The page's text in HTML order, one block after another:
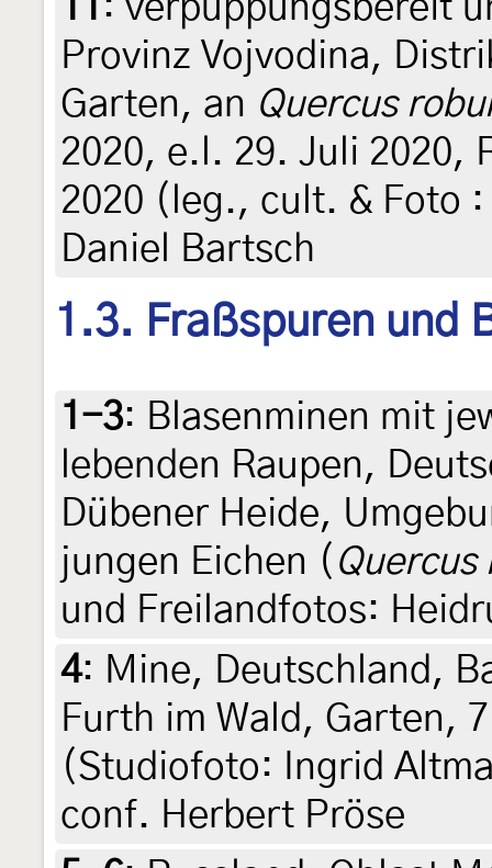
: verpuppungsbereit
Provinz Vojvodina,
Garten, an Quercus
2020, e.l. 29. Juli 2020,
2020 (leg., cult. & Foto
Daniel Bartsch
1.3. Fraßspuren und
1-3: Blasenminen mit
lebenden Raupen,
Dübener Heide,
jungen Eichen ( Quercus
und Freilandfotos:
4: Mine, Deutschland,
Furth im Wald, Garten,
(Studiofoto: Ingrid
conf. Herbert Pröse